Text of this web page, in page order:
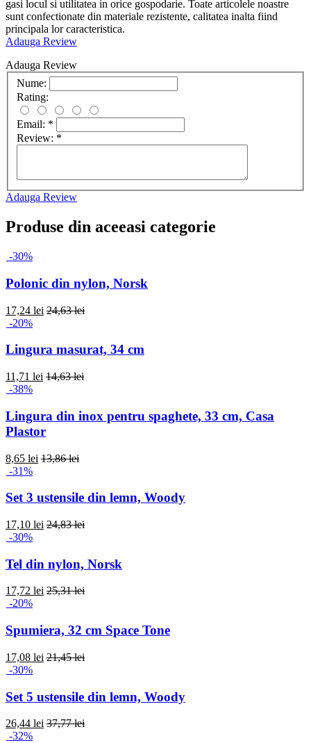
gasi locul si utilitatea in orice gospodarie. Toate articolele noastre
sunt confectionate din materiale rezistente, calitatea inalta fiind
principala lor caracteristica.
Adauga Review
Adauga Review
Nume:
Rating:
Email: *
Review: *
Adauga Review
Produse din aceeasi categorie
-30%
Polonic din nylon, Norsk
17,24 lei 24,63 lei
-20%
Lingura masurat, 34 cm
11,71 lei 14,63 lei
-38%
Lingura din inox pentru spaghete, 33 cm, Casa
Plastor
8,65 lei 13,86 lei
-31%
Set 3 ustensile din lemn, Woody
17,10 lei 24,83 lei
-30%
Tel din nylon, Norsk
17,72 lei 25,31 lei
-20%
Spumiera, 32 cm Space Tone
17,08 lei 21,45 lei
-30%
Set 5 ustensile din lemn, Woody
26,44 lei 37,77 lei
-32%